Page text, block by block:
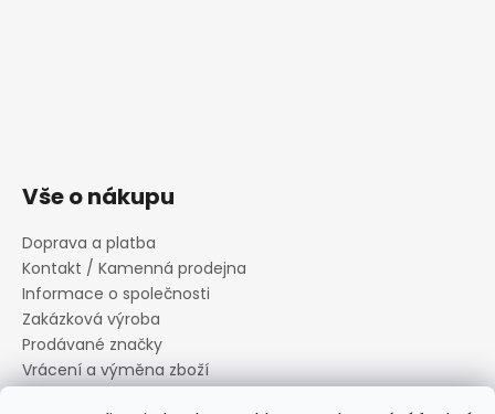
Vše o nákupu
Doprava a platba
Kontakt / Kamenná prodejna
Informace o společnosti
Zakázková výroba
Prodávané značky
Vrácení a výměna zboží